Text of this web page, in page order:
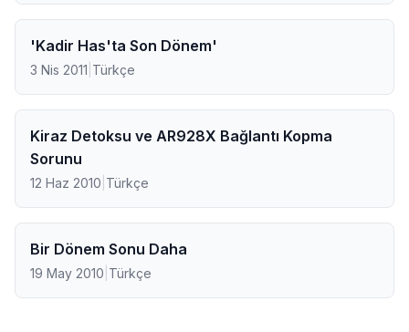
'Kadir Has'ta Son Dönem'
3 Nis 2011 Türkçe
Kiraz Detoksu ve AR928X Bağlantı Kopma
Sorunu
12 Haz 2010 Türkçe
Bir Dönem Sonu Daha
19 May 2010 Türkçe